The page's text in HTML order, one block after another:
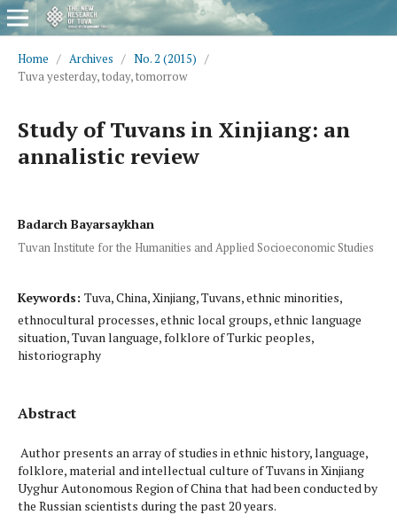
Home / Archives / No. 2 (2015) /
Tuva yesterday, today, tomorrow
Study of Tuvans in Xinjiang: an
annalistic review
Badarch Bayarsaykhan
Tuvan Institute for the Humanities and Applied Socioeconomic Studies
Keywords: Tuva, China, Xinjiang, Tuvans, ethnic minorities,
ethnocultural processes, ethnic local groups, ethnic language
situation, Tuvan language, folklore of Turkic peoples,
historiography
Abstract
Author presents an array of studies in ethnic history, language,
folklore, material and intellectual culture of Tuvans in Xinjiang
Uyghur Autonomous Region of China that had been conducted by
the Russian scientists during the past 20 years.